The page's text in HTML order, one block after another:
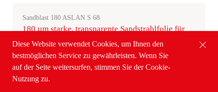
Diese Website verwendet Cookies, um Ihnen den
bestmöglichen Service zu gewährleisten. Wenn Sie
auf der Seite weitersurfen, stimmen Sie der Cookie-
Nutzung zu.
Sandblast 180 ASLAN S 68
180 µm starke, transparente Sandstrahlfolie für
Anstrahl-arbeiten & mittlere Strahltiefen
Details